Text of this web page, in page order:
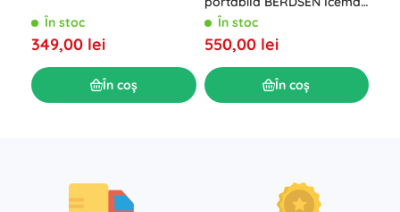
În stoc
349,00 lei
În coș
29 l cu modul ECO –
În stoc
550,00 lei
În coș